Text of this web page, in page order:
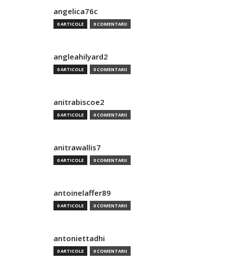
angelica76c
0 ARTICOLE 0 COMENTARII
angleahilyard2
0 ARTICOLE 0 COMENTARII
anitrabiscoe2
0 ARTICOLE 0 COMENTARII
anitrawallis7
0 ARTICOLE 0 COMENTARII
antoinelaffer89
0 ARTICOLE 0 COMENTARII
antoniettadhi
0 ARTICOLE 0 COMENTARII